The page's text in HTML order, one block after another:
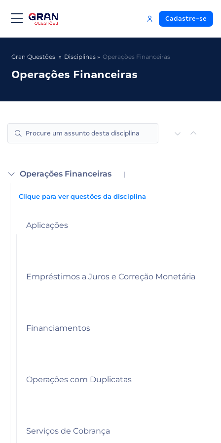
Cadastre-se
Gran Questões Disciplinas Operações Financeiras
Operações Financeiras
Operações Financeiras |
Clique para ver questões da disciplina
Aplicações
Empréstimos a Juros e Correção Monetária
Financiamentos
Operações com Duplicatas
Serviços de Cobrança